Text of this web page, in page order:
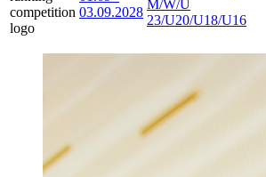
03.09.2028
M/W/U
23/U20/U18/U16